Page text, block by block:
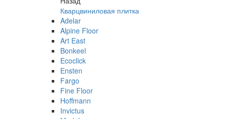
Кварцвиниловая плитка
Adelar
Alpine Floor
Art East
Bonkeel
Ecoclick
Ensten
Fargo
Fine Floor
Hoffmann
Invictus